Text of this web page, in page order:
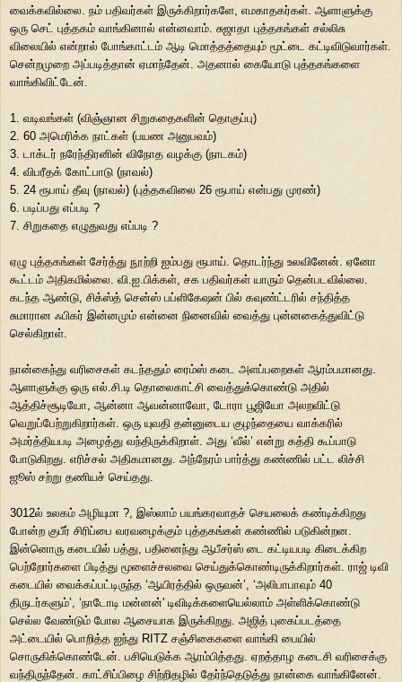
வைக்கவில்லை. நம் பதிவர்கள் இருக்கிறார்களே, எமகாதகர்கள். ஆளாளுக்கு
ஒரு செட் புத்தகம் வாங்கினால் என்னவாம். சுஜாதா புத்தகங்கள் சல்லிசு
விலையில் என்றால் போங்காட்டம் ஆடி மொத்தத்தையும் மூட்டை கட்டிவிடுவார்கள்.
சென்றமுறை அப்படித்தான் ஏமாந்தேன். அதனால் கையோடு புத்தகங்களை
வாங்கிவிட்டேன்.
1. வடிவங்கள் (விஞ்ஞான சிறுகதைகளின் தொகுப்பு)
2. 60 அமெரிக்க நாட்கள் (பயண அனுபவம்)
3. டாக்டர் நரேந்திரனின் விநோத வழக்கு (நாடகம்)
4. விபரீதக் கோட்பாடு (நாவல்)
5. 24 ரூபாய் தீவு (நாவல்) (புத்தகவிலை 26 ரூபாய் என்பது முரண்)
6. படிப்பது எப்படி ?
7. சிறுகதை எழுதுவது எப்படி ?
ஏழு புத்தகங்கள் சேர்த்து நூற்றி ஐம்பது ரூபாய். தொடர்ந்து உலவினேன். ஏனோ
கூட்டம் அதிகமில்லை. வி.ஐ.பிக்கள், சக பதிவர்கள் யாரும் தென்படவில்லை.
கடந்த ஆண்டு, சிக்ஸ்த் சென்ஸ் பப்ளிகேஷன் பில் கவுண்ட்டரில் சந்தித்த
சுமாரான ஃபிகர் இன்னமும் என்னை நினைவில் வைத்து புன்னகைத்துவிட்டு
செல்கிறாள்.
நான்கைந்து வரிசைகள் கடந்ததும் ரைம்ஸ் கடை அளப்பறைகள் ஆரம்பமானது.
ஆளாளுக்கு ஒரு எல்.சி.டி தொலைகாட்சி வைத்துக்கொண்டு அதில்
ஆத்திச்சூடியோ, ஆன்னா ஆவன்னாவோ, டோரா பூஜியோ அலறவிட்டு
வெறுப்பேற்றுகிறார்கள். ஒரு யுவதி தன்னுடைய குழந்தையை வாக்கரில்
அமர்த்தியபடி அழைத்து வந்திருக்கிறாள். அது ‘வீல்’ என்று கத்தி கூப்பாடு
போடுகிறது. எரிச்சல் அதிகமானது. அந்நேரம் பார்த்து கண்ணில் பட்ட லிச்சி
ஜூஸ் சற்று தணியச் செய்தது.
3012ல் உலகம் அழியுமா ?, இஸ்லாம் பயங்கரவாதச் செயலைக் கண்டிக்கிறது
போன்ற குபீர் சிரிப்பை வரவழைக்கும் புத்தகங்கள் கண்ணில் படுகின்றன.
இன்னொரு கடையில் பத்து, பதினைந்து ஆபீசர்ஸ் டை கட்டியபடி கிடைக்கிற
பெற்றோர்களை பிடித்து மூளைச்சலவை செய்துக்கொண்டிருக்கிறார்கள். ராஜ் டிவி
கடையில் வைக்கப்பட்டிருந்த ‘ஆயிரத்தில் ஒருவன்’, ‘அலிபாபாவும் 40
திருடர்களும்’, ‘நாடோடி மன்னன்' டிவிடிக்களையெல்லாம் அள்ளிக்கொண்டு
செல்ல வேண்டும் போல ஆசையாக இருக்கிறது. அஜித் புகைப்படத்தை
அட்டையில் பொறித்த ஐந்து RITZ சஞ்சிகைகளை வாங்கி பையில்
சொருகிக்கொண்டேன். பசியெடுக்க ஆரம்பித்தது. ஏறத்தாழ கடைசி வரிசைக்கு
வந்திருந்தேன். காட்சிப்பிழை சிற்றிதழில் தேர்ந்தெடுத்து நான்கை வாங்கினேன்.